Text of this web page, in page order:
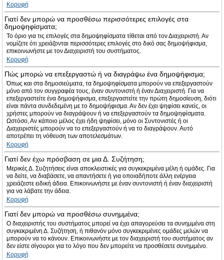
Κορυφή
Γιατί δεν μπορώ να προσθέσω περισσότερες επιλογές στα
δημοψηφίσματα;
Το όριο για τις επιλογές στα δημοψηφίσματα τίθεται από τον Διαχειριστή. Αν
νομίζετε ότι χρειάζονται περισσότερες επιλογές στο δικό σας δημοψήφισμα,
επικοινωνήστε με τον Διαχειριστή του συστήματος.
Κορυφή
Πώς μπορώ να επεξεργαστώ ή να διαγράψω ένα δημοψήφισμα;
Όπως και στα δημοσιεύματα, τα δημοψηφίσματα μπορούν να επεξεργαστούν
μόνο από τον συγγραφέα τους, έναν συντονιστή ή έναν Διαχειριστή. Για να
επεξεργαστείτε ένα δημοψήφισμα, επεξεργαστείτε την πρώτη δημοσίευση, διότι
είναι πάντα συνδεδεμένη με το δημοψήφισμα. Αν δεν έχει ψηφίσει κανείς, οι
χρήστες μπορούν να διαγράψουν ή να επεξεργαστούν τα δημοψηφίσματα.
Ωστόσο, Αν κάποιο μέλος έχει ήδη ψηφίσει, μόνο οι Συντονιστές ή οι
Διαχειριστές μπορούν να το επεξεργαστούν ή να το διαγράψουν. Αυτό
αποτρέπει τη νόθευση των αποτελεσμάτων.
Κορυφή
Γιατί δεν έχω πρόσβαση σε μια Δ. Συζήτηση;
Μερικές Δ. Συζητήσεις είναι αποκλειστικές για συγκεκριμένα μέλη ή ομάδες. Για
να δείτε, να διαβάσετε, να απαντήσετε ή για οποιαδήποτε άλλη ενέργεια
χρειάζεστε ειδική άδεια. Επικοινωνήστε με έναν συντονιστή ή έναν διαχειριστή
για να λάβατε την άδεια.
Κορυφή
Γιατί δεν μπορώ να προσθέσω συνημμένα;
Ο διαχειριστής του συστήματος μπορεί να έχει απαγορεύσει τα συνημμένα στη
συγκεκριμένη Δ. Συζήτηση, ή πιθανόν μόνο συγκεκριμένες ομάδες μελών να
μπορούν να το κάνουν. Επικοινωνήστε με τον διαχειριστή του συστήματος αν
δεν είστε σίγουροι για το λόγο που δεν μπορείτε να προσθέσετε συνημμένο.
Κορυφή